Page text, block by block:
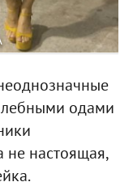
одами
не настоящая,